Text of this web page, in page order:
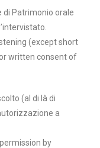
di Patrimonio orale
(except short
written consent of
(al di là di
a
by